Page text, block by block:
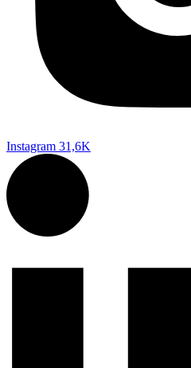
Instagram 31,6K